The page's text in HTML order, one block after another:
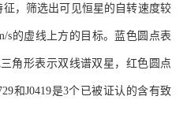
，筛选出可见恒星的自转速度较
s的虚线上方的目标。蓝色圆点表
角形表示双线谱双星，红色圆点
和J0419是3个已被证认的含有致